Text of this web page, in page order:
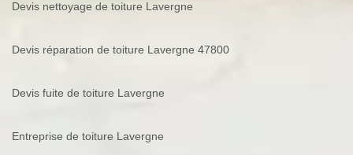
Devis nettoyage de toiture Lavergne
Devis réparation de toiture Lavergne 47800
Devis fuite de toiture Lavergne
Entreprise de toiture Lavergne